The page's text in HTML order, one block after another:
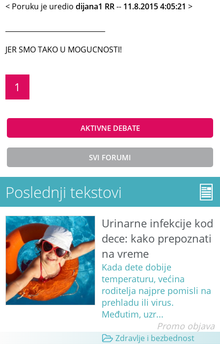
< Poruku je urediodijana1 RR-- 11.8.2015 4:05:21>
JER SMO TAKO U MOGUCNOSTI!
1
AKTIVNE DEBATE
SVI FORUMI
Poslednji tekstovi
Urinarne infekcije kod
dece: kako prepoznati
na vreme
Kada dete dobije
temperaturu, većina
roditelja najpre pomisli na
prehladu ili virus.
Međutim, uzr...
Promo objava
Zdravlje i bezbednost